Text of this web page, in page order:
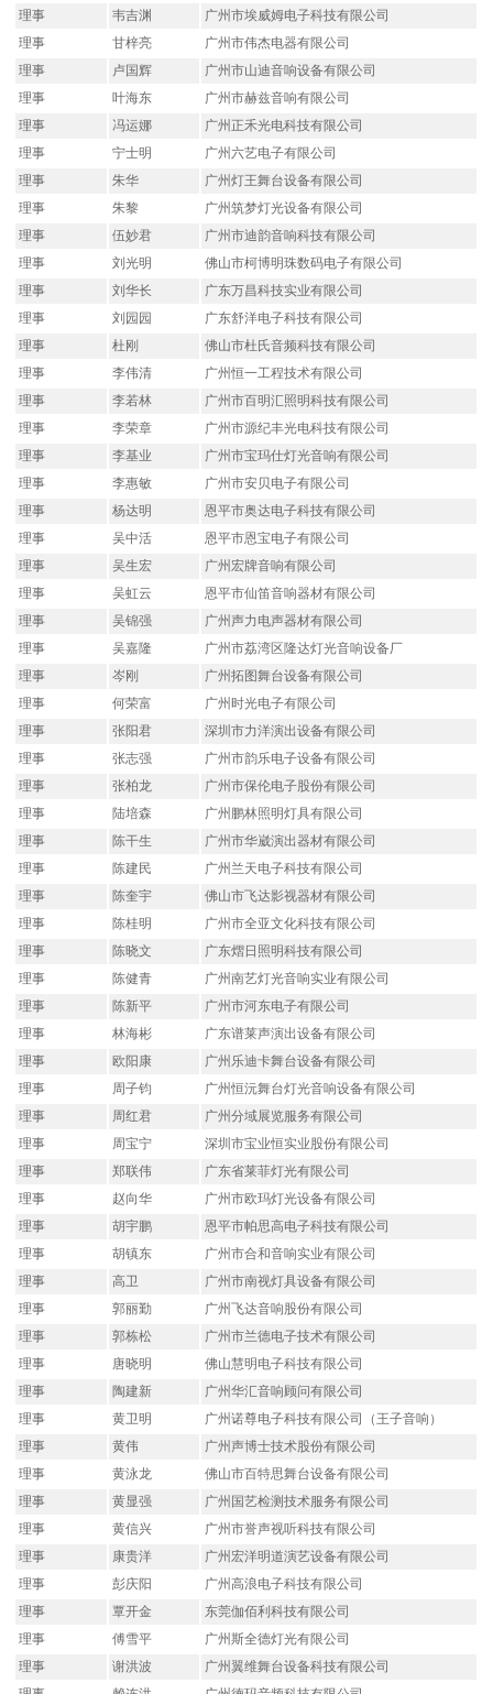
理事
韦吉渊
广州市埃威姆电子科技有限公司
理事
甘梓亮
广州市伟杰电器有限公司
理事
卢国辉
广州市山迪音响设备有限公司
理事
叶海东
广州市赫兹音响有限公司
理事
冯运娜
广州正禾光电科技有限公司
理事
宁士明
广州六艺电子有限公司
理事
朱华
广州灯王舞台设备有限公司
理事
朱黎
广州筑梦灯光设备有限公司
理事
伍妙君
广州市迪韵音响科技有限公司
理事
刘光明
佛山市柯博明珠数码电子有限公司
理事
刘华长
广东万昌科技实业有限公司
理事
刘园园
广东舒洋电子科技有限公司
理事
杜刚
佛山市杜氏音频科技有限公司
理事
李伟清
广州恒一工程技术有限公司
理事
李若林
广州市百明汇照明科技有限公司
理事
李荣章
广州市源纪丰光电科技有限公司
理事
李基业
广州市宝玛仕灯光音响有限公司
理事
李惠敏
广州市安贝电子有限公司
理事
杨达明
恩平市奥达电子科技有限公司
理事
吴中活
恩平市恩宝电子有限公司
理事
吴生宏
广州宏牌音响有限公司
理事
吴虹云
恩平市仙笛音响器材有限公司
理事
吴锦强
广州声力电声器材有限公司
理事
吴嘉隆
广州市荔湾区隆达灯光音响设备厂
理事
岑刚
广州拓图舞台设备有限公司
理事
何荣富
广州时光电子有限公司
理事
张阳君
深圳市力洋演出设备有限公司
理事
张志强
广州市韵乐电子设备有限公司
理事
张柏龙
广州市保伦电子股份有限公司
理事
陆培森
广州鹏林照明灯具有限公司
理事
陈干生
广州市华崴演出器材有限公司
理事
陈建民
广州兰天电子科技有限公司
理事
陈奎宇
佛山市飞达影视器材有限公司
理事
陈桂明
广州市全亚文化科技有限公司
理事
陈晓文
广东熠日照明科技有限公司
理事
陈健青
广州南艺灯光音响实业有限公司
理事
陈新平
广州市河东电子有限公司
理事
林海彬
广东谱莱声演出设备有限公司
理事
欧阳康
广州乐迪卡舞台设备有限公司
理事
周子钧
广州恒沅舞台灯光音响设备有限公司
理事
周红君
广州分域展览服务有限公司
理事
周宝宁
深圳市宝业恒实业股份有限公司
理事
郑联伟
广东省莱菲灯光有限公司
理事
赵向华
广州市欧玛灯光设备有限公司
理事
胡宇鹏
恩平市帕思高电子科技有限公司
理事
胡镇东
广州市合和音响实业有限公司
理事
高卫
广州市南视灯具设备有限公司
理事
郭丽勤
广州飞达音响股份有限公司
理事
郭栋松
广州市兰德电子技术有限公司
理事
唐晓明
佛山慧明电子科技有限公司
理事
陶建新
广州华汇音响顾问有限公司
理事
黄卫明
广州诺尊电子科技有限公司（王子音响）
理事
黄伟
广州声博士技术股份有限公司
理事
黄泳龙
佛山市百特思舞台设备有限公司
理事
黄显强
广州国艺检测技术服务有限公司
理事
黄信兴
广州市誉声视听科技有限公司
理事
康贵洋
广州宏洋明道演艺设备有限公司
理事
彭庆阳
广州高浪电子科技有限公司
理事
覃开金
东莞伽佰利科技有限公司
理事
傅雪平
广州斯全德灯光有限公司
理事
谢洪波
广州翼维舞台设备科技有限公司